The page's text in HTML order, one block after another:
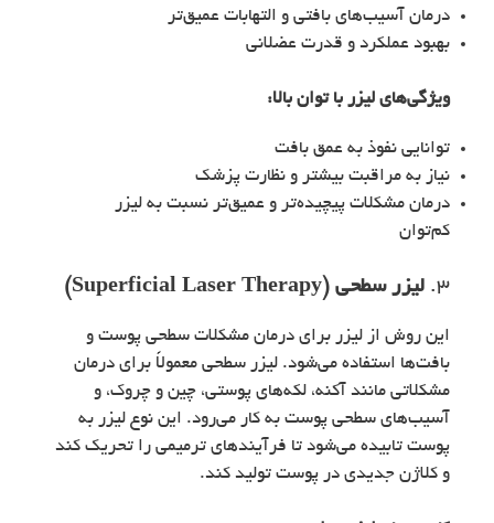
درمان آسیب‌های بافتی و التهابات عمیق‌تر
بهبود عملکرد و قدرت عضلانی
ویژگی‌های لیزر با توان بالا:
توانایی نفوذ به عمق بافت
نیاز به مراقبت بیشتر و نظارت پزشک
درمان مشکلات پیچیده‌تر و عمیق‌تر نسبت به لیزر
کم‌توان
3. لیزر سطحی (Superficial Laser Therapy)
این روش از لیزر برای درمان مشکلات سطحی پوست و
بافت‌ها استفاده می‌شود. لیزر سطحی معمولاً برای درمان
مشکلاتی مانند آکنه، لکه‌های پوستی، چین و چروک، و
آسیب‌های سطحی پوست به کار می‌رود. این نوع لیزر به
پوست تابیده می‌شود تا فرآیندهای ترمیمی را تحریک کند
و کلاژن جدیدی در پوست تولید کند.